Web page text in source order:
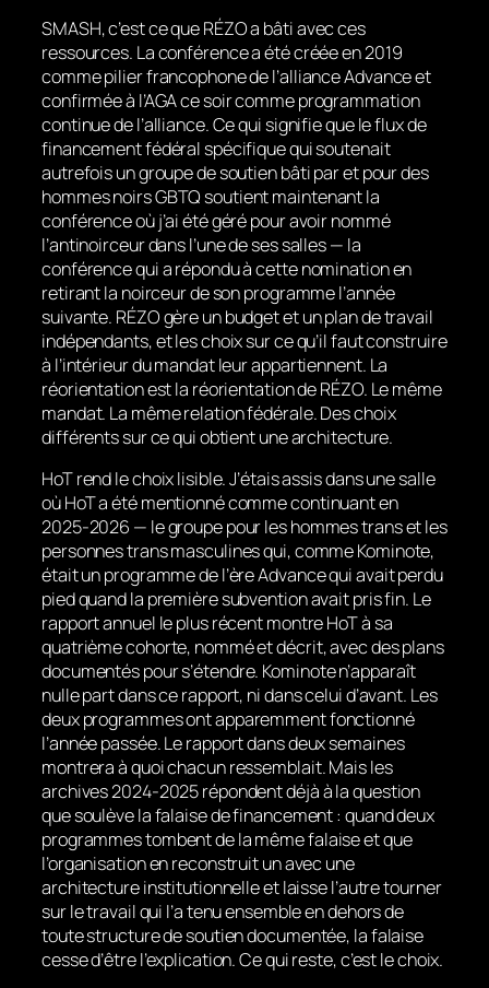
SMASH, c’est ce que RÉZO a bâti avec ces
ressources. La conférence a été créée en 2019
comme pilier francophone de l’alliance Advance et
confirmée à l’AGA ce soir comme programmation
continue de l’alliance. Ce qui signifie que le flux de
financement fédéral spécifique qui soutenait
autrefois un groupe de soutien bâti par et pour des
hommes noirs GBTQ soutient maintenant la
conférence où j’ai été géré pour avoir nommé
l’antinoirceur dans l’une de ses salles — la
conférence qui a répondu à cette nomination en
retirant la noirceur de son programme l’année
suivante. RÉZO gère un budget et un plan de travail
indépendants, et les choix sur ce qu’il faut construire
à l’intérieur du mandat leur appartiennent. La
réorientation est la réorientation de RÉZO. Le même
mandat. La même relation fédérale. Des choix
différents sur ce qui obtient une architecture.
HoT rend le choix lisible. J’étais assis dans une salle
où HoT a été mentionné comme continuant en
2025-2026 — le groupe pour les hommes trans et les
personnes trans masculines qui, comme Kominote,
était un programme de l’ère Advance qui avait perdu
pied quand la première subvention avait pris fin. Le
rapport annuel le plus récent montre HoT à sa
quatrième cohorte, nommé et décrit, avec des plans
documentés pour s’étendre. Kominote n’apparaît
nulle part dans ce rapport, ni dans celui d’avant. Les
deux programmes ont apparemment fonctionné
l’année passée. Le rapport dans deux semaines
montrera à quoi chacun ressemblait. Mais les
archives 2024-2025 répondent déjà à la question
que soulève la falaise de financement : quand deux
programmes tombent de la même falaise et que
l’organisation en reconstruit un avec une
architecture institutionnelle et laisse l’autre tourner
sur le travail qui l’a tenu ensemble en dehors de
toute structure de soutien documentée, la falaise
cesse d’être l’explication. Ce qui reste, c’est le choix.